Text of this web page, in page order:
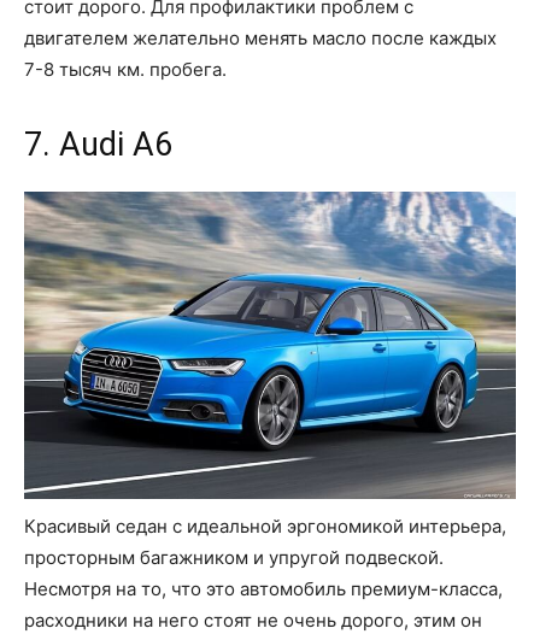
стоит дорого. Для профилактики проблем с
двигателем желательно менять масло после каждых
7-8 тысяч км. пробега.
7. Audi A6
Красивый седан с идеальной эргономикой интерьера,
просторным багажником и упругой подвеской.
Несмотря на то, что это автомобиль премиум-класса,
расходники на него стоят не очень дорого, этим он